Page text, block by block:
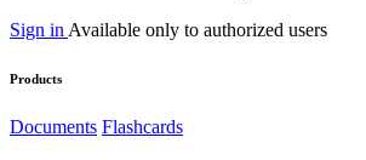
Sign in Available only to authorized users
Products
Documents Flashcards